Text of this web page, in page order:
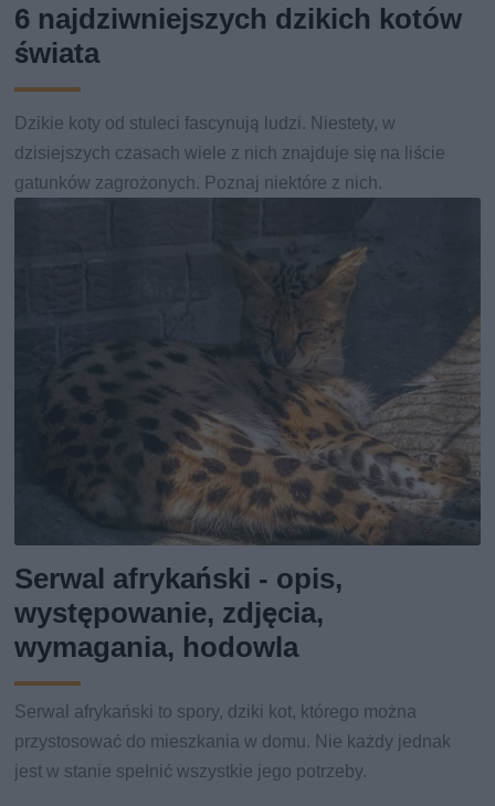
6 najdziwniejszych dzikich kotów
świata
Dzikie koty od stuleci fascynują ludzi. Niestety, w
dzisiejszych czasach wiele z nich znajduje się na liście
gatunków zagrożonych. Poznaj niektóre z nich.
Serwal afrykański - opis,
występowanie, zdjęcia,
wymagania, hodowla
Serwal afrykański to spory, dziki kot, którego można
przystosować do mieszkania w domu. Nie każdy jednak
jest w stanie spełnić wszystkie jego potrzeby.